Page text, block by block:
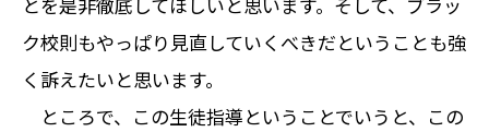
ク校則もやっぱり見直していくべきだということも強
く訴えたいと思います。
ところで、この生徒指導ということでいうと、この